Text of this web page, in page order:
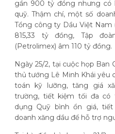
gần 900 tỷ đồng nhưng có
quỹ. Thậm chí, một số
Tổng công ty Dầu Việt Nam
815,33 tỷ đồng, Tập
(Petrolimex) âm 110 tỷ đồng.
Ngày 25/2, tại cuộc họp Ban
thủ tướng Lê Minh Khái yêu
toán kỹ lưỡng, tăng giá
trường, tiết kiệm tối đa có
dụng Quỹ bình ổn giá,
doanh xăng dầu để hỗ trợ